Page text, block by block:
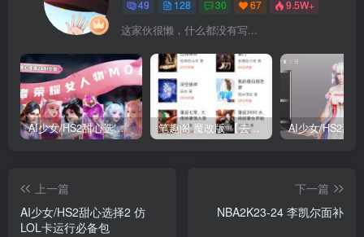
49 128 30 67 9.5W+
这家伙很懒，什么都没有写...
AI少女/HS2甜心选择2 仿王者荣耀人物卡全合集打包 笔趣阁 魔改版 【去广告免费小说】
上一篇
AI少女/HS2甜心选择2 仿
LOL卡运行必备包
下一篇
NBA2K23-24 李凯尔面补